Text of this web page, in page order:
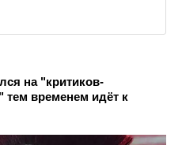
на "критиков-
временем идёт к